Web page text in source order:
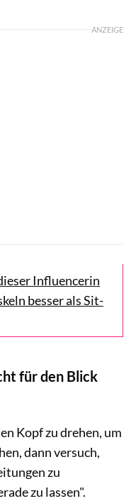
ANZEIGE
Influencerin
besser als Sit-
für den Blick
Kopf zu drehen, um
dann versuch,
zu
zu lassen".